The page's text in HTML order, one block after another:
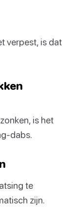
verpest, is dat
is het
dabs.
te
zijn.